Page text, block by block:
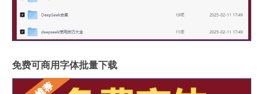
免费可商用字体批量下载